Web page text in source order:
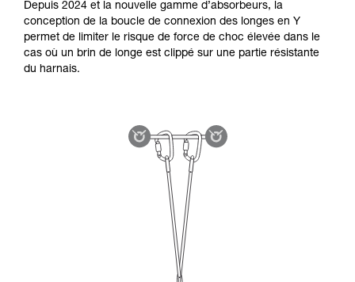
Depuis 2024 et la nouvelle gamme d’absorbeurs, la
conception de la boucle de connexion des longes en Y
permet de limiter le risque de force de choc élevée dans le
cas où un brin de longe est clippé sur une partie résistante
du harnais.